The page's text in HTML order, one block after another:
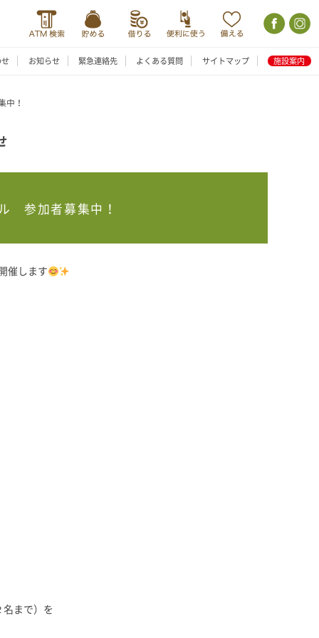
せ お知らせ 緊急連絡先 よくある質問 サイトマップ 施設案内
中！
参加者募集中！
催します
まで）を